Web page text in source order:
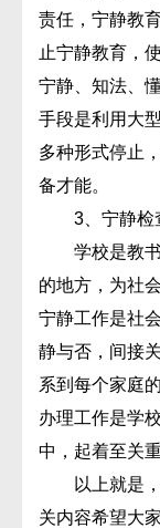
责任，宁静教
止宁静教育，
宁静、知法、
手段是利用大
多种形式停止
备才能。
3、宁静检
学校是教书
的地方，为社
宁静工作是社
静与否，间接
系到每个家庭
办理工作是学
中，起着至关
以上就是，
关内容希望大